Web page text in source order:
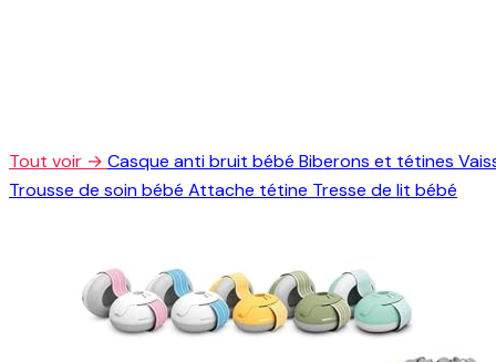
Tout voir → Casque anti bruit bébé Biberons et tétines
Trousse de soin bébé Attache tétine Tresse de lit bébé